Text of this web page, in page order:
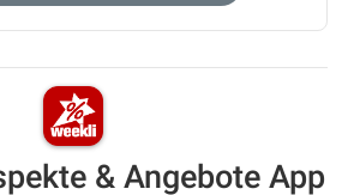
& Angebote App